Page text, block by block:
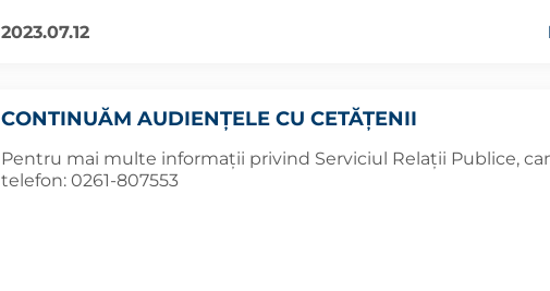
2023.07.12
CONTINUĂM AUDIENȚELE CU CETĂȚENII
Pentru mai multe informații privind Serviciul Relaţii Publice,
telefon: 0261-807553